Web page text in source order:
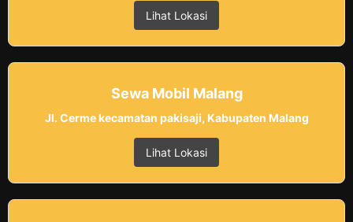
Lihat Lokasi
Sewa Mobil Malang
Jl. Cerme kecamatan pakisaji, Kabupaten Malang
Lihat Lokasi